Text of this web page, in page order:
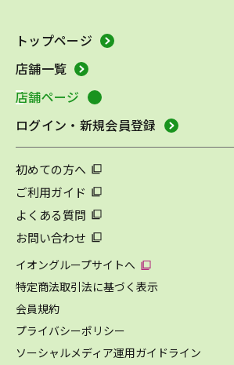
トップページ
店舗一覧
店舗ページ
ログイン・新規会員登録
初めての方へ
ご利用ガイド
よくある質問
お問い合わせ
イオングループサイトへ
特定商法取引法に基づく表示
会員規約
プライバシーポリシー
ソーシャルメディア運用ガイドライン